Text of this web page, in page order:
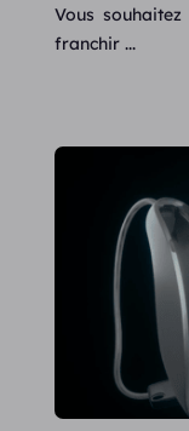
Vous
franchir ...